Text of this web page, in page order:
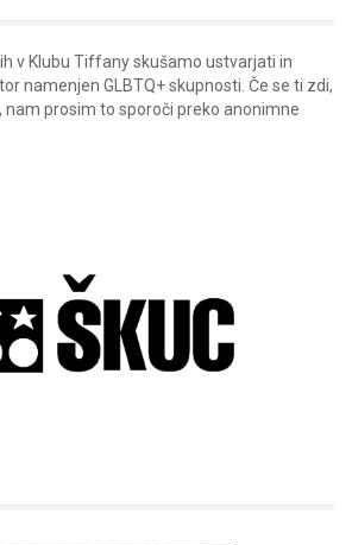
v Klubu Tiffany skušamo ustvarjati in
namenjen GLBTQ+ skupnosti. Če se ti zdi,
nam prosim to sporoči preko anonimne